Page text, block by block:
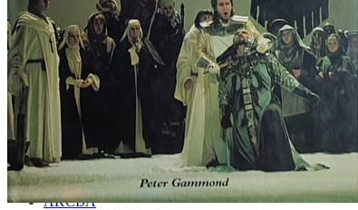
DO ZEMLJOVIDA
RJEČNICI, GRAMATIKE, PRAVOPISI…
ŠAH
SPORT
STRIPOVI
TEHNIČKE ZNANOSTI
TEORIJA I POVIJEST KNJIŽEVNOSTI
VEDUTE
ZAGREB
ZEMLJOVIDI
Otkup knjiga
O nama
Novosti
AKCIJA